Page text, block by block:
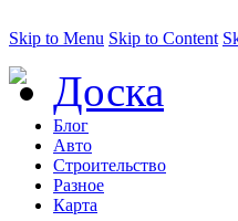
Skip to Menu Skip to Content
Доска
Блог
Авто
Строительство
Разное
Карта